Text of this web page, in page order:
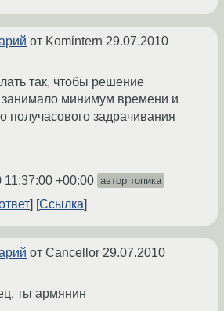
от Komintern 29.07.2010
так, чтобы решение
минимум времени и
получасового задрачивания
11:37:00 +00:00 автор топика
Ссылка
от Cancellor 29.07.2010
ты армянин